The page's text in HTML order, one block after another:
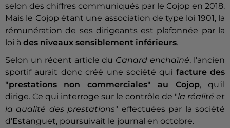
selon des chiffres communiqués par le Cojop en 2018.
Mais le Cojop étant une association de type loi 1901, la
rémunération de ses dirigeants est plafonnée par la
loi à des niveaux sensiblement inférieurs.
Selon un récent article du Canard enchaîné, l'ancien
sportif aurait donc créé une société qui facture des
"prestations non commerciales"
au Cojop, qu'il
dirige. Ce qui interroge sur le contrôle de "la réalité et
la qualité des prestations" effectuées par la société
d'Estanguet, poursuivait le journal en octobre.